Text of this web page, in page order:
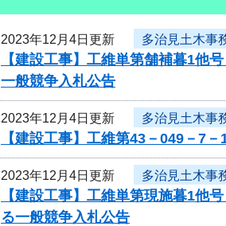
2023年12月4日更新 多治見土木事
【建設工事】工維単第舗補暮1
一般競争入札公告
2023年12月4日更新 多治見土木事
【建設工事】工維第43－049－7
2023年12月4日更新 多治見土木事
【建設工事】工維単第現施暮1
る一般競争入札公告